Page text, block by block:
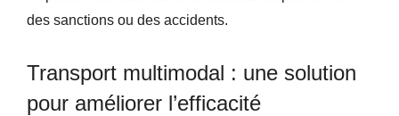
des sanctions ou des accidents.
Transport multimodal : une solution
pour améliorer l’efficacité